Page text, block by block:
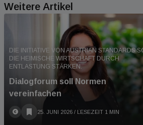
Weitere Artikel
DIE INITIATIVE VON AUSTRIAN STANDARDS
DIE HEIMISCHE WIRTSCHAFT DURCH
ENTLASTUNG STÄRKEN.
Dialogforum soll Normen
vereinfachen
25. JUNI 2026 / LESEZEIT 1 MIN